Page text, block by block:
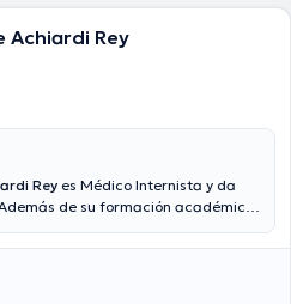
Achiardi Rey
Rey es Médico Internista y da
de su formación académica
años de experiencia laboral
médicas. Roberto Enrique